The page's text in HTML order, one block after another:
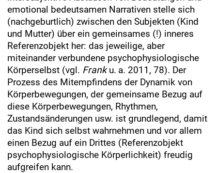
emotional bedeutsamen Narrativen stelle sich
(nachgeburtlich) zwischen den Subjekten (Kind
und Mutter) über ein gemeinsames (!) inneres
Referenzobjekt her: das jeweilige, aber
miteinander verbundene psychophysiologische
Körperselbst (vgl. Franku. a. 2011, 78). Der
Prozess des Mitempfindens der Dynamik von
Körperbewegungen, der gemeinsame Bezug auf
diese Körperbewegungen, Rhythmen,
Zustandsänderungen usw. ist grundlegend, damit
das Kind sich selbst wahrnehmen und vor allem
einen Bezug auf ein Drittes (Referenzobjekt
psychophysiologische Körperlichkeit) freudig
aufgreifen kann.